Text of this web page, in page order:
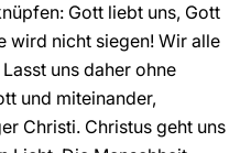
Gott liebt uns, Gott
wird nicht siegen! Wir alle
uns daher ohne
und miteinander,
Christi. Christus geht uns